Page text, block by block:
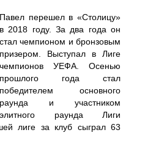
Павел перешел в «Столицу»
в 2018 году. За два года он
стал чемпионом и бронзовым
призером. Выступал в Лиге
чемпионов УЕФА. Осенью
прошлого года стал
победителем основного
раунда и участником
элитного раунда Лиги
лиге за клуб сыграл 63